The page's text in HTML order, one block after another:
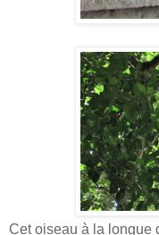
Cet oiseau à la longue